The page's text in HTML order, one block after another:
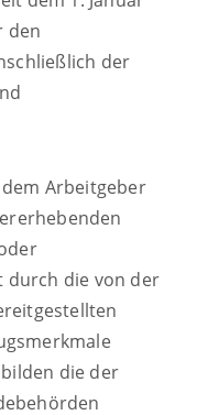
den
der
Arbeitgeber
durch die von der
die der